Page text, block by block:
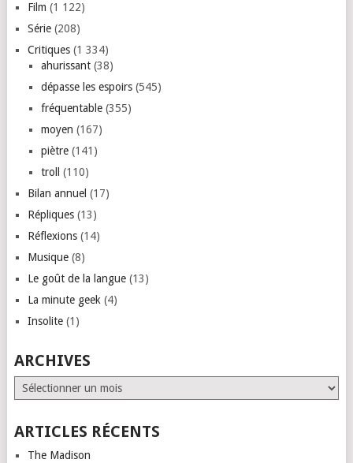
Film (1 122)
Série(208)
Critiques(1 334)
ahurissant(38)
dépasse les espoirs(545)
fréquentable(355)
moyen (167)
piètre(141)
troll
(110)
Bilan annuel (17)
Répliques(13)
Réflexions(14)
Musique(8)
Le goût de la langue(13)
La minute geek(4)
Insolite(1)
ARCHIVES
Archives
ARTICLES RÉCENTS
The Madison